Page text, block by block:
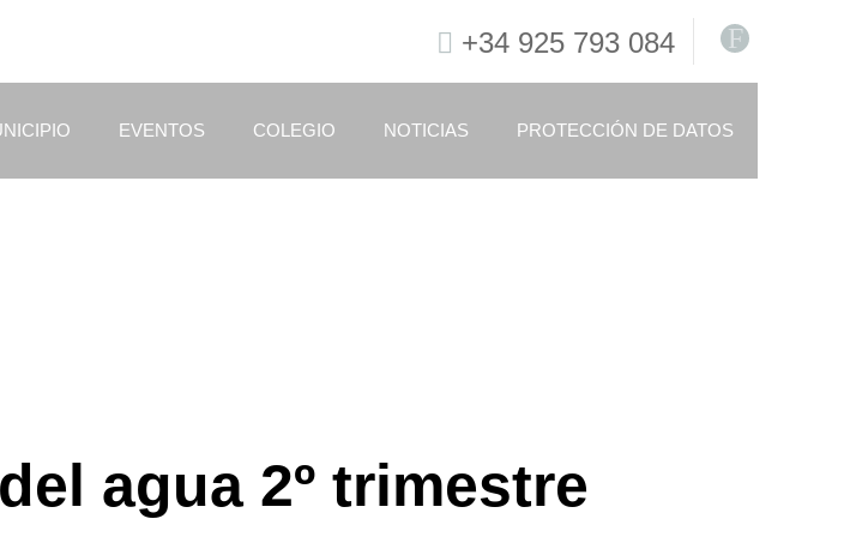
F
+34 925 793 084
EVENTOS COLEGIO NOTICIAS PROTECCIÓN DE DATOS
agua 2º trimestre